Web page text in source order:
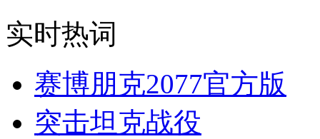
实时热词
赛博朋克2077官方版
突击坦克战役